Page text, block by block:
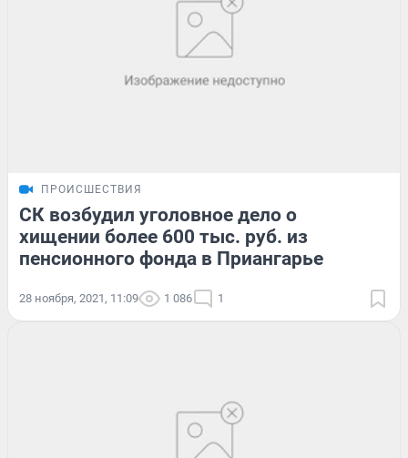
ПРОИСШЕСТВИЯ
СК возбудил уголовное дело о
хищении более 600 тыс. руб. из
пенсионного фонда в Приангарье
28 ноября, 2021, 11:09 1 086 1